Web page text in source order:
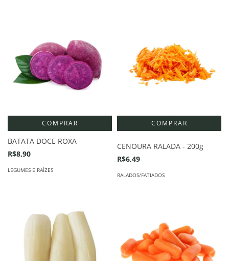
COMPRAR
BATATA DOCE ROXA
R$8,90
LEGUMES E RAÍZES
CENOURA RALADA - 200g
R$6,49
RALADOS/FATIADOS